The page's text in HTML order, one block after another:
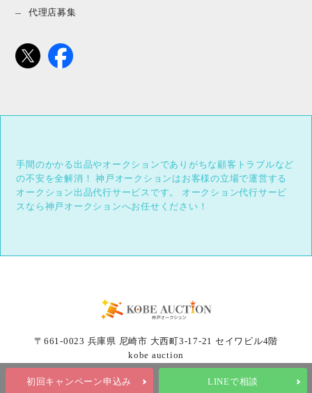
初回キャンペーン申込み LINEで相談
代理店募集
手間のかかる出品やオークションでありがちな顧客トラブルなど
の不安を全解消！
神戸オークションはお客様の立場で運営する
オークション出品代行サービスです。
オークション代行サービ
スなら神戸オークションへお任せください！
〒661-0023 兵庫県 尼崎市 大西町3-17-21 セイワビル4階
kobe auction